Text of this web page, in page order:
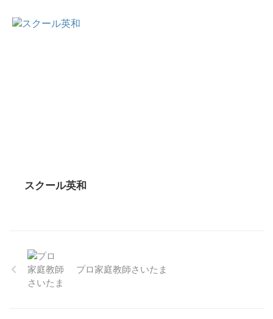
スクール英和
プロ家庭教師さいたま